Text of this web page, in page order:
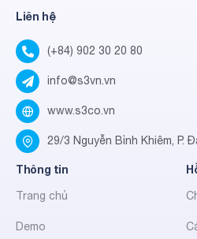
Liên hệ
(+84) 902 30 20 80
info@s3vn.vn
www.s3co.vn
29/3 Nguyễn Bỉnh Khiêm, P.
Thông tin
Trang chủ
Demo